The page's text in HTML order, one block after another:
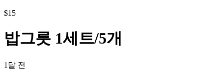
$15
밥그릇 1세트/5개
1달 전